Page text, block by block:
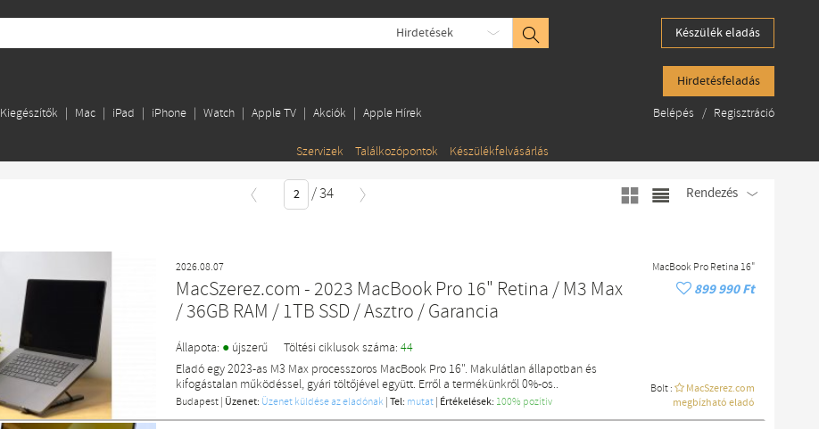
Hirdetések Készülék eladás
Hirdetésfeladás
Kiegészítők Mac iPad iPhone Watch Apple TV Akciók Apple Hírek
Szervizek Találkozópontok Készülékfelvásárlás
Belépés / Regisztráció
/34 Rendezés
2026.08.07
MacSzerez.com - 2023 MacBook Pro 16" Retina / M3 Max
/ 36GB RAM / 1TB SSD / Asztro / Garancia
Állapota: ● újszerű Töltési ciklusok száma: 44
Eladó egy 2023-as M3 Max processzoros MacBook Pro 16". Makulátlan állapotban és
kifogástalan működéssel, gyári töltőjével együtt. Erről a termékünkről 0%-os..
Budapest Üzenet: Üzenet küldése az eladónak Tel: mutat Értékelések: 100% pozítiv
MacBook Pro Retina 16"
899 990 Ft
Bolt :
MacSzerez.com
megbízható eladó